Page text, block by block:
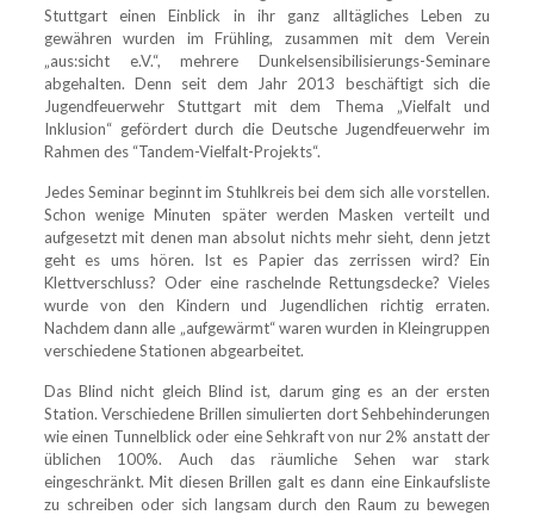
Stuttgart einen Einblick in ihr ganz alltägliches Leben zu
gewähren wurden im Frühling, zusammen mit dem Verein
„aus:sicht e.V.“, mehrere Dunkelsensibilisierungs-Seminare
abgehalten. Denn seit dem Jahr 2013 beschäftigt sich die
Jugendfeuerwehr Stuttgart mit dem Thema „Vielfalt und
Inklusion“ gefördert durch die Deutsche Jugendfeuerwehr im
Rahmen des “Tandem-Vielfalt-Projekts“.
Jedes Seminar beginnt im Stuhlkreis bei dem sich alle vorstellen.
Schon wenige Minuten später werden Masken verteilt und
aufgesetzt mit denen man absolut nichts mehr sieht, denn jetzt
geht es ums hören. Ist es Papier das zerrissen wird? Ein
Klettverschluss? Oder eine raschelnde Rettungsdecke? Vieles
wurde von den Kindern und Jugendlichen richtig erraten.
Nachdem dann alle „aufgewärmt“ waren wurden in Kleingruppen
verschiedene Stationen abgearbeitet.
Das Blind nicht gleich Blind ist, darum ging es an der ersten
Station. Verschiedene Brillen simulierten dort Sehbehinderungen
wie einen Tunnelblick oder eine Sehkraft von nur 2% anstatt der
üblichen 100%. Auch das räumliche Sehen war stark
eingeschränkt. Mit diesen Brillen galt es dann eine Einkaufsliste
zu schreiben oder sich langsam durch den Raum zu bewegen